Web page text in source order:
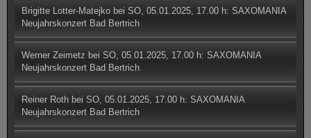
Brigitte Lotter-Matejko bei SO, 05.01.2025, 17.00 h: SAXOMANIA
Neujahrskonzert Bad Bertrich
Werner Zeimetz bei SO, 05.01.2025, 17.00 h: SAXOMANIA
Neujahrskonzert Bad Bertrich
Reiner Roth bei SO, 05.01.2025, 17.00 h: SAXOMANIA
Neujahrskonzert Bad Bertrich